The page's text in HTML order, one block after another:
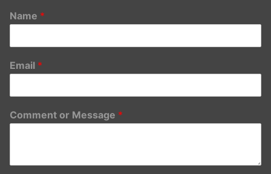
Name *
Email *
Comment or Message *